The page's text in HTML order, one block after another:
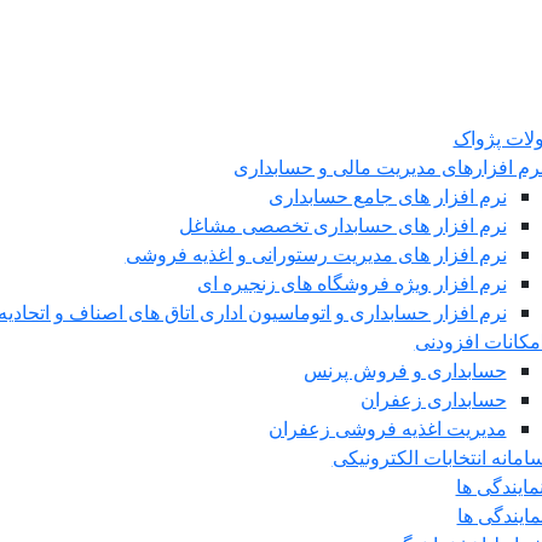
پژواک
افزارهای مدیریت مالی و حسابداری
نرم افزار های جامع حسابداری
نرم افزار های حسابداری تخصصی مشاغل
نرم افزار های مدیریت رستورانی و اغذیه فروشی
نرم افزار ویژه فروشگاه های زنجیره ای
نرم افزار حسابداری و اتوماسیون اداری اتاق های اصناف و
افزودنی
حسابداری و فروش پرنس
حسابداری زعفران
مدیریت اغذیه فروشی زعفران
انتخابات الکترونیکی
ها
ها